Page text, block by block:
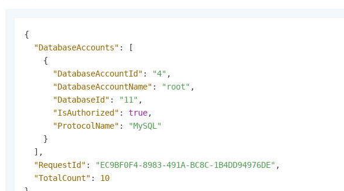
{
"DatabaseAccounts" :
[
{
"DatabaseAccountId" : "4" ,
"DatabaseAccountName" : "root" ,
"DatabaseId" : "11" ,
"IsAuthorized" : true,
"ProtocolName" :
"MySQL"
}
] ,
"RequestId" : "EC9BF0F4-8983-491A-BC8C-1B4DD94976DE" ,
"TotalCount" :
10